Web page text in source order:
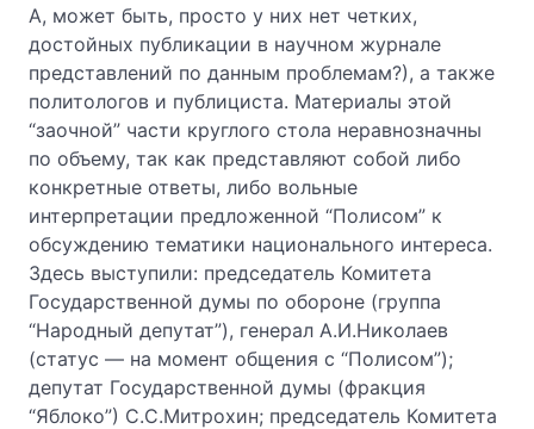
А, может быть, просто у них нет четких,
достойных публикации в научном журнале
представлений по данным проблемам?), а также
политологов и публициста. Материалы этой
“заочной” части круглого стола неравнозначны
по объему, так как представляют собой либо
конкретные ответы, либо вольные
интерпретации предложенной “Полисом” к
обсуждению тематики национального интереса.
Здесь выступили: председатель Комитета
Государственной думы по обороне (группа
“Народный депутат”), генерал А.И.Николаев
(статус — на момент общения с “Полисом”);
депутат Государственной думы (фракция
“Яблоко”) С.С.Митрохин; председатель Комитета